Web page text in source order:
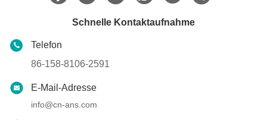
Schnelle Kontaktaufnahme
Telefon
86-158-8106-2591
E-Mail-Adresse
info@cn-ans.com